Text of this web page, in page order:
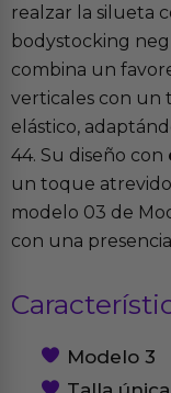
realzar la silueta
bodystocking
combina un
verticales con un
elástico,
44. Su diseño con
un toque atrevido
modelo 03 de
con una presencia
Modelo 3